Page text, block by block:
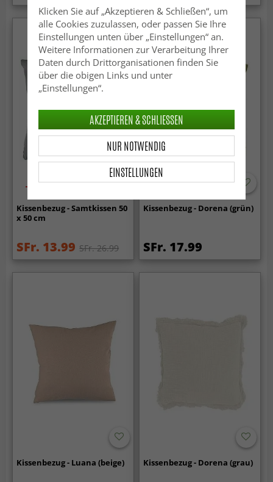
-50%
Kissenbezug - Samtkissen 50
x 50 cm
SFr. 13.99 SFr. 26.99
Kissenbezug - Dorena (grün)
SFr. 17.99
Kissenbezug - Luana (beige) Kissenbezug - Dorena (grau)
Klicken Sie auf „Akzeptieren & Schließen“, um
alle Cookies zuzulassen, oder passen Sie Ihre
Einstellungen unten über „Einstellungen“ an.
Weitere Informationen zur Verarbeitung Ihrer
Daten durch Drittorganisationen finden Sie
über die obigen Links und unter
„Einstellungen“.
EINSTELLUNGEN
NUR NOTWENDIG
AKZEPTIEREN & SCHLIESSEN